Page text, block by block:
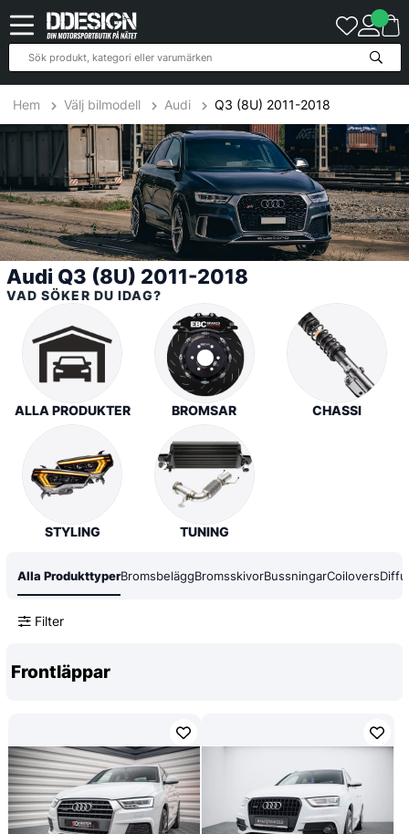
Hem Välj bilmodell Audi Q3 (8U) 2011-2018
Audi Q3 (8U) 2011-2018
VAD SÖKER DU IDAG?
ALLA PRODUKTER BROMSAR CHASSI
STYLING TUNING
Alla ProdukttyperBromsbeläggBromsskivorBussningarCoilovers
Filter
81 Produkter
Frontläppar